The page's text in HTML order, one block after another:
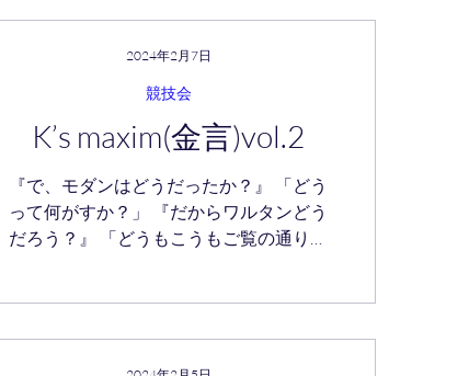
ｗ）...
K’s maxim(金言)vol.2
『で、モダンはどうだったか？』 「どう
って何がすか？」 『だからワルタンどう
だろう？』 「どうもこうもご覧の通りで
『あのメンツで３位なら上出来だな』...
競技会
2024年2月7日